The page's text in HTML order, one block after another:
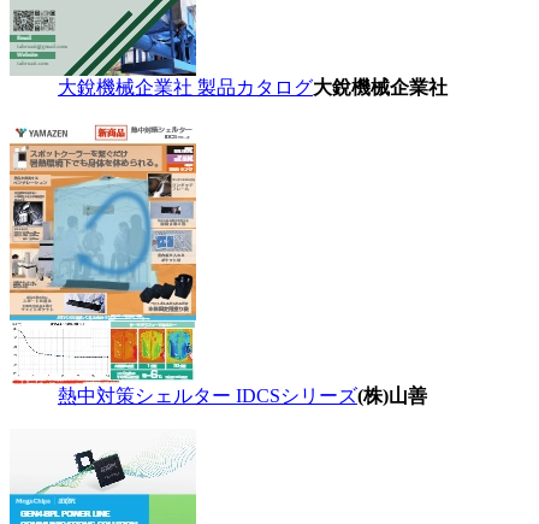
大銳機械企業社 製品カタログ大銳機械企業社
熱中対策シェルター IDCSシリーズ(株)山善